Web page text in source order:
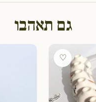
גם תאהבו
♡